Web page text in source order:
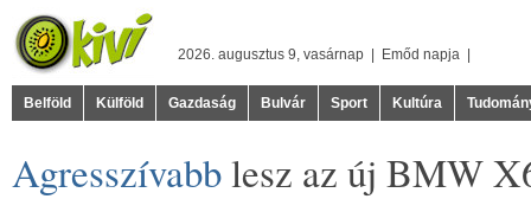
2026. augusztus 9, vasárnap | Emőd napja |
Belföld Külföld Gazdaság Bulvár Sport Kultúra
Agresszívabblesz az új BMW